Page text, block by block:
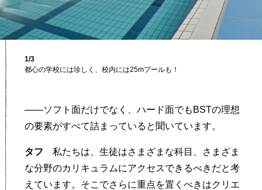
1/3
都心の学校には珍しく、校内には25mプールも！
——ソフト面だけでなく、ハード面でもBSTの理想
の要素がすべて詰まっていると聞いています。
タフ 私たちは、生徒はさまざまな科目、さまざま
な分野のカリキュラムにアクセスできるべきだと考
えています。そこでさらに重点を置くべきはクリエ